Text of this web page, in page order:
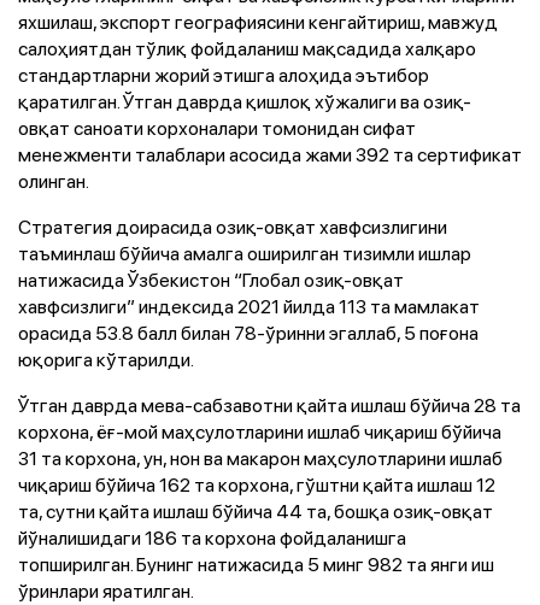
яхшилаш, экспорт географиясини кенгайтириш, мавжуд
салоҳиятдан тўлиқ фойдаланиш мақсадида халқаро
стандартларни жорий этишга алоҳида эътибор
қаратилган. Ўтган даврда қишлоқ хўжалиги ва озиқ-
овқат саноати корхоналари томонидан сифат
менежменти талаблари асосида жами 392 та сертификат
олинган.
Стратегия доирасида озиқ-овқат хавфсизлигини
таъминлаш бўйича амалга оширилган тизимли ишлар
натижасида Ўзбекистон “Глобал озиқ-овқат
хавфсизлиги” индексида 2021 йилда 113 та мамлакат
орасида 53.8 балл билан 78-ўринни эгаллаб, 5 поғона
юқорига кўтарилди.
Ўтган даврда мева-сабзавотни қайта ишлаш бўйича 28 та
корхона, ёғ-мой маҳсулотларини ишлаб чиқариш бўйича
31 та корхона, ун, нон ва макарон маҳсулотларини ишлаб
чиқариш бўйича 162 та корхона, гўштни қайта ишлаш 12
та, сутни қайта ишлаш бўйича 44 та, бошқа озиқ-овқат
йўналишидаги 186 та корхона фойдаланишга
топширилган. Бунинг натижасида 5 минг 982 та янги иш
ўринлари яратилган.